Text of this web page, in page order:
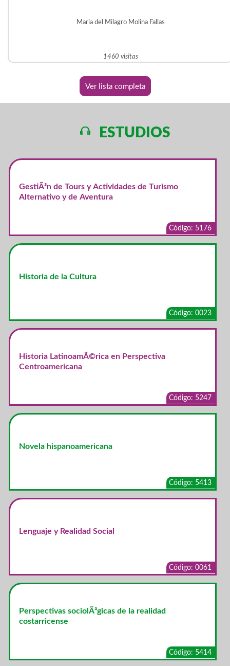
Maria del Milagro Molina Fallas
1460 visitas
Ver lista completa
ESTUDIOS
GestiÃ³n de Tours y Actividades de Turismo
Alternativo y de Aventura
Código: 5176
Historia de la Cultura
Código: 0023
Historia LatinoamÃ©rica en Perspectiva
Centroamericana
Código: 5247
Novela hispanoamericana
Código: 5413
Lenguaje y Realidad Social
Código: 0061
Perspectivas sociolÃ³gicas de la realidad
costarricense
Código: 5414